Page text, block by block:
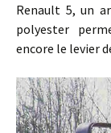
Renault 5, un
polyester
encore le levier